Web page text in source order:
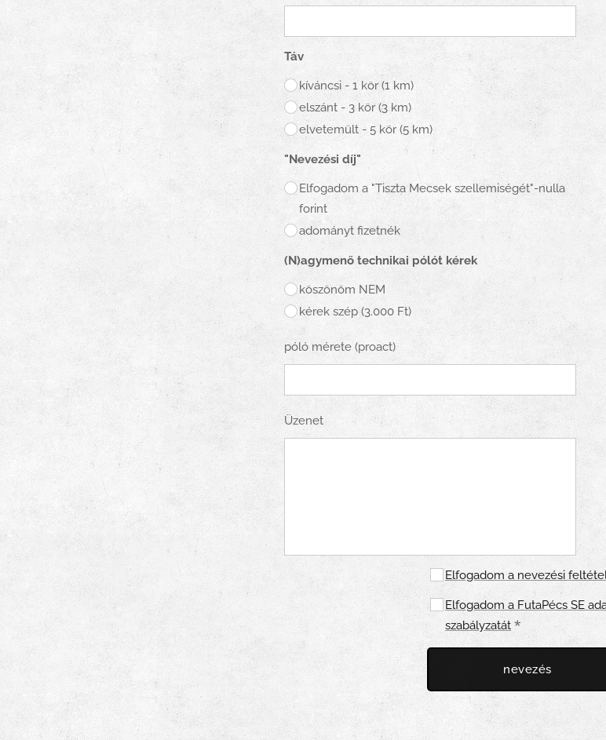
Táv
kíváncsi - 1 kör (1 km)
elszánt - 3 kör (3 km)
elvetemült - 5 kör (5 km)
"Nevezési díj"
Elfogadom a "Tiszta Mecsek szellemiségét"-nulla
forint
adományt fizetnék
(N)agymenő technikai pólót kérek
köszönöm NEM
kérek szép (3.000 Ft)
póló mérete (proact)
Üzenet
Elfogadom a nevezési
Elfogadom a FutaPécs SE
szabályzatát
nevezés